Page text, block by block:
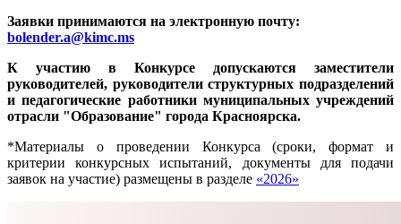
Заявки принимаются на электронную почту:
bolender.a@kimc.ms
К участию в Конкурсе допускаются заместители
руководителей, руководители структурных подразделений
и педагогические работники муниципальных учреждений
отрасли "Образование" города Красноярска.
*Материалы о проведении Конкурса (сроки, формат и
критерии конкурсных испытаний, документы для подачи
заявок на участие) размещены в разделе «2026»